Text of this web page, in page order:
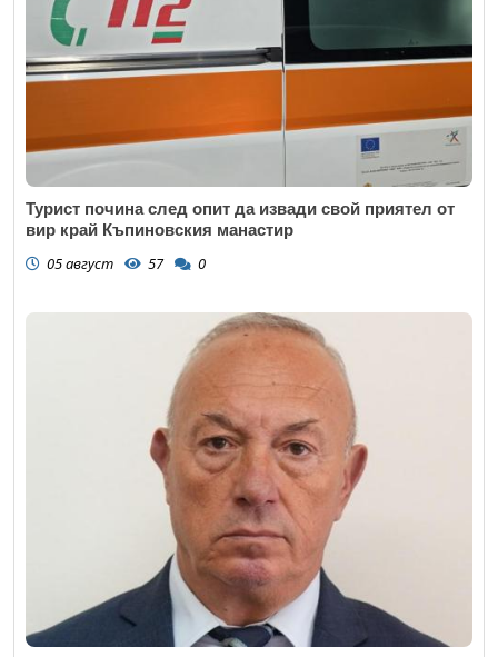
Турист почина след опит да извади свой приятел от
вир край Къпиновския манастир
05 август 57 0